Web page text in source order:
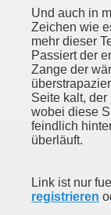
Und auch in
Zeichen wie
mehr dieser
Passiert der
Zange der
Seite kalt,
wobei diese
feindlich
überläuft.
Link ist nur
registrieren